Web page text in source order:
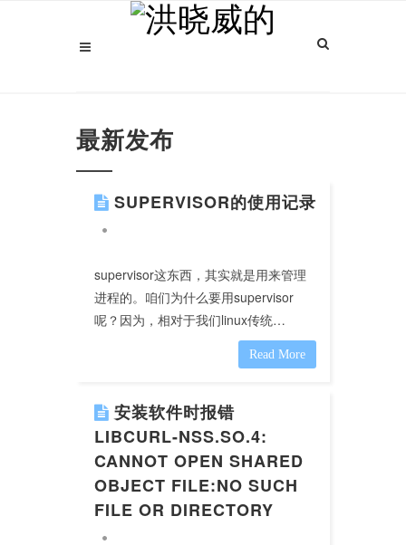
最新发布
SUPERVISOR的使用记录
supervisor这东西，其实就是用来管理
进程的。咱们为什么要用supervisor
呢？因为，相对于我们linux传统…
Read More
安装软件时报错
LIBCURL-NSS.SO.4:
CANNOT OPEN SHARED
OBJECT FILE:NO SUCH
FILE OR DIRECTORY